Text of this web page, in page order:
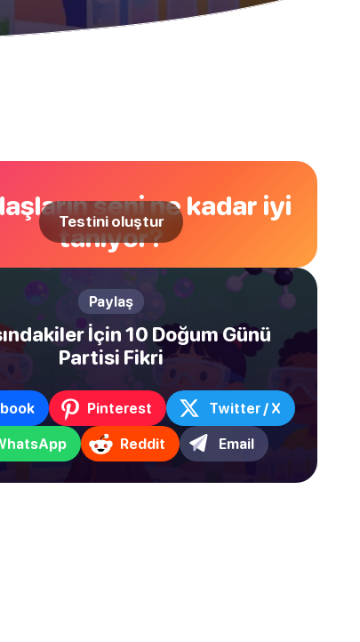
seni ne kadar iyi
tanıyor?
Testini oluştur
Paylaş
İçin 10 Doğum Günü
Partisi Fikri
Pinterest Twitter / X
Reddit Email